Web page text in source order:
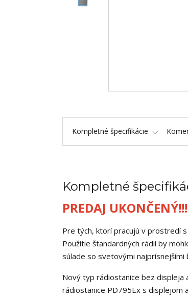
Kompletné špecifikácie
Kompletné
PREDAJ UKONČENÝ!!!
Pre tých, ktorí pracujú v prostredí
Použitie štandardných rádií by
súlade so svetovými najprísnejšími
Nový typ rádiostanice bez displeja
rádiostanice PD795Ex s displejom